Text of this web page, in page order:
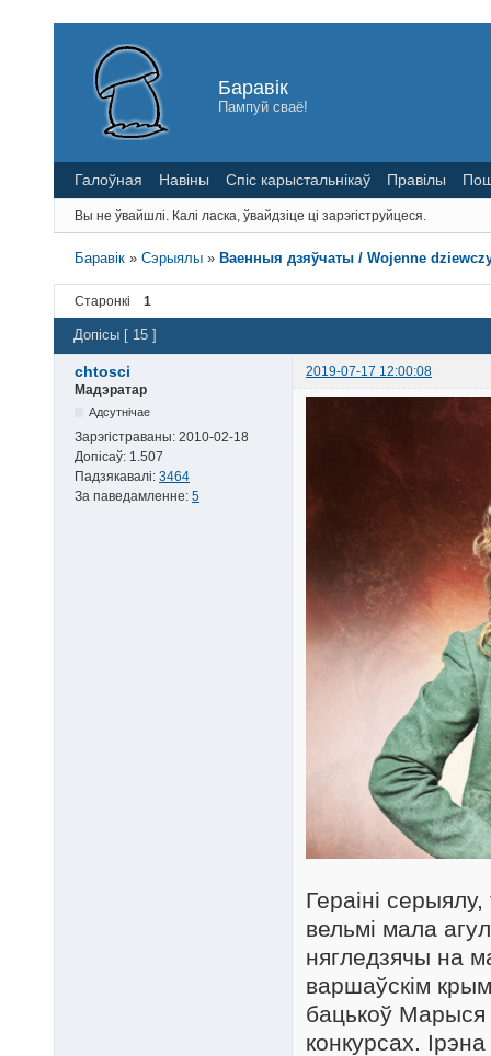
Баравік
Пампуй сваё!
Галоўная Навіны Спіс карыстальнікаў Правілы
Вы не ўвайшлі. Калі ласка, ўвайдзіце ці зарэгіструйцеся.
Баравік »Сэрыялы » Ваенныя дзяўчаты / Wojenne
Старонкі 1
Допісы [ 15 ]
chtosci
2019-07-17 12:00:08
Мадэратар
Адсутнічае
Зарэгістраваны: 2010-02-18
Допісаў: 1.507
Падзякавалі: 3464
За паведамленне: 5
Гераіні
вельмі мала
нягледзячы на
варшаўскім
бацькоў Марыся
конкурсах. Ірэна